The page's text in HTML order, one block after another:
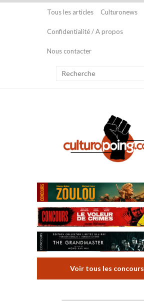
Tous les articles Culturonews
Confidentialité / A propos
Nous contacter
Voir tous les concours